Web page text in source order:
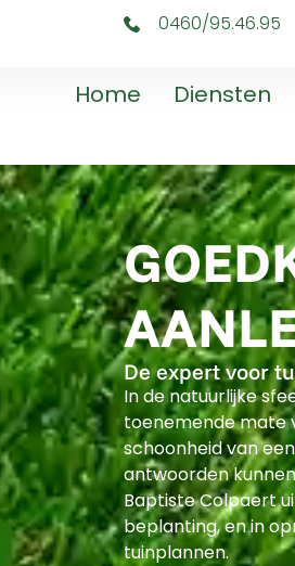
0460/95.46.95
Home Diensten
De expert voor
In de natuurlijke
toenemende mate
schoonheid van
antwoorden
Baptiste Colpaert
beplanting, en in
tuinplannen.